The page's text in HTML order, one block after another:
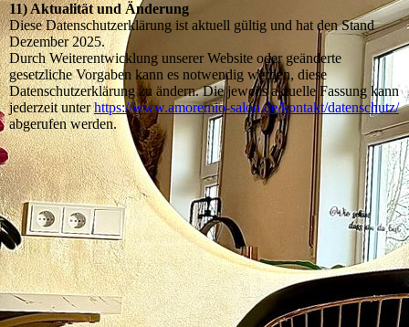
11) Aktualität und Änderung
Diese Datenschutzerklärung ist aktuell gültig und hat den Stand
Dezember 2025.
Durch Weiterentwicklung unserer Website oder geänderte
gesetzliche Vorgaben kann es notwendig werden, diese
Datenschutzerklärung zu ändern. Die jeweils aktuelle Fassung kann
jederzeit unterhttps://www.amoremio-salon.de/kontakt/datenschutz/
abgerufen werden.